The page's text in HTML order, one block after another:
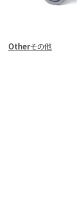
Otherその他